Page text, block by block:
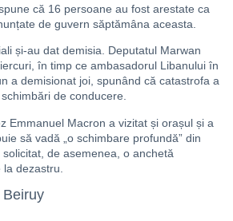
că 16 persoane au fost arestate ca
de guvern săptămâna aceasta.
și-au dat demisia. Deputatul Marwan
în timp ce ambasadorul Libanului în
a demisionat joi, spunând că catastrofa a
de conducere.
Emmanuel Macron a vizitat și orașul și a
să vadă „o schimbare profundă” din
de asemenea, o anchetă
dezastru.
Beiruy